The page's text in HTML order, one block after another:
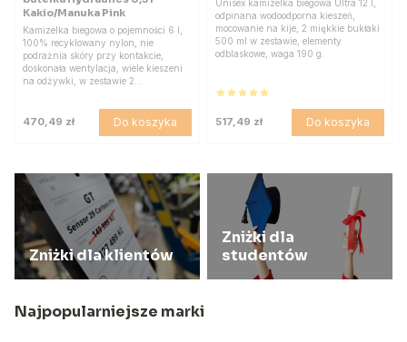
Kakio/Manuka Pink
Kamizelka biegowa o pojemności 6 l,
100% recyklowany nylon, nie
podrażnia skóry przy kontakcie,
doskonała wentylacja, wiele kieszeni
na odżywki, w zestawie 2…
470,49 zł Do koszyka
Unisex kamizelka biegowa Ultra 12 l,
odpinana wodoodporna kieszeń,
mocowanie na kije, 2 miękkie bukłaki
500 ml w zestawie, elementy
odblaskowe, waga 190 g.
517,49 zł Do koszyka
Zniżki dla klientów
Zniżki dla
studentów
Najpopularniejsze marki